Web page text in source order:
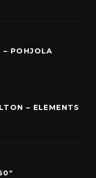
POHJOLA
– ELEMENTS